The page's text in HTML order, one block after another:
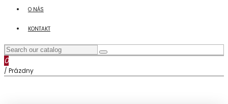
O NÁS
KONTAKT
0
/ Prázdny